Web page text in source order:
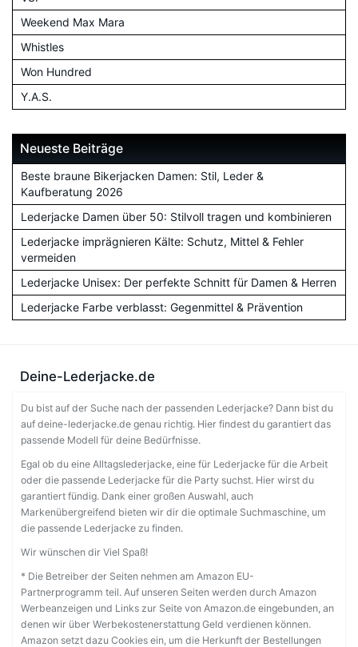
Weekend Max Mara
Whistles
Won Hundred
Y.A.S.
Neueste Beiträge
Beste braune Bikerjacken Damen: Stil, Leder &
Kaufberatung 2026
Lederjacke Damen über 50: Stilvoll tragen und kombinieren
Lederjacke imprägnieren Kälte: Schutz, Mittel & Fehler
vermeiden
Lederjacke Unisex: Der perfekte Schnitt für Damen & Herren
Lederjacke Farbe verblasst: Gegenmittel & Prävention
Deine-Lederjacke.de
Du bist auf der Suche nach der passenden Lederjacke? Dann bist du
auf deine-lederjacke.de genau richtig. Hier findest du garantiert das
passende Modell für deine Bedürfnisse.
Egal ob du eine Alltagslederjacke, eine für Lederjacke für die Arbeit
oder die passende Lederjacke für die Party suchst. Hier wirst du
garantiert fündig. Dank einer großen Auswahl, auch
Markenübergreifend bieten wir dir die optimale Suchmaschine, um
die passende Lederjacke zu finden.
Wir wünschen dir Viel Spaß!
* Die Betreiber der Seiten nehmen am Amazon EU-
Partnerprogramm teil. Auf unseren Seiten werden durch Amazon
Werbeanzeigen und Links zur Seite von Amazon.de eingebunden, an
denen wir über Werbekostenerstattung Geld verdienen können.
Amazon setzt dazu Cookies ein, um die Herkunft der Bestellungen